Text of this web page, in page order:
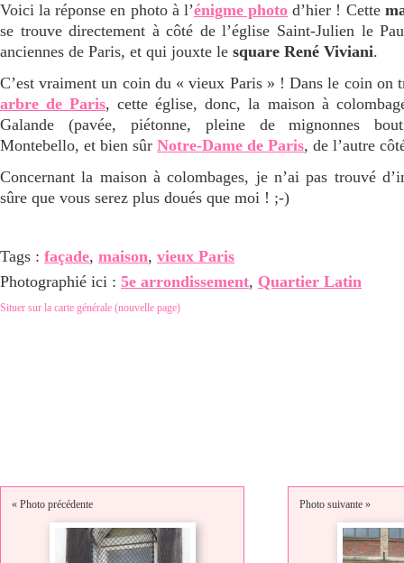
Voici la réponse en photo à l’énigme photo d’hier ! Cette
se trouve directement à côté de l’église Saint-Julien le
anciennes de Paris, et qui jouxte le square René Viviani.
C’est vraiment un coin du « vieux Paris » ! Dans le coin on
arbre de Paris, cette église, donc, la maison à
Galande (pavée, piétonne, pleine de mignonnes
Montebello, et bien sûr Notre-Dame de Paris, de l’autre
Concernant la maison à colombages, je n’ai pas trouvé
sûre que vous serez plus doués que moi ! ;-)
Tags : façade, maison, vieux Paris
Photographié ici : 5e arrondissement, Quartier Latin
Situer sur la carte générale (nouvelle page)
« Photo précédente Photo suivante »